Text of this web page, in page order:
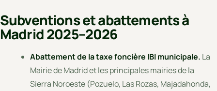
Subventions et abattements à
Madrid 2025–2026
Abattement de la taxe foncière IBI municipale. La
Mairie de Madrid et les principales mairies de la
Sierra Noroeste (Pozuelo, Las Rozas, Majadahonda,